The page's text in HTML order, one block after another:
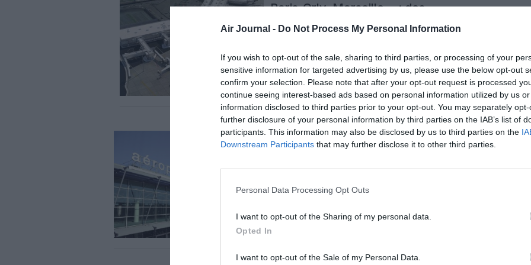
Air Journal - Do Not Process My Personal Information
If you wish to opt-out of the sale, sharing to third parties, or processing of your
sensitive information for targeted advertising by us, please use the below opt-out
confirm your selection. Please note that after your opt-out request is processed
continue seeing interest-based ads based on personal information utilized by us
information disclosed to third parties prior to your opt-out. You may separately
further disclosure of your personal information by third parties on the IAB’s list of
participants. This information may also be disclosed by us to third parties on the
Downstream Participants that may further disclose it to other third parties.
Personal Data Processing Opt Outs
I want to opt-out of the Sharing of my personal data.
Opted In
I want to opt-out of the Sale of my Personal Data.
Paris-Orly, Marseille… : des
perturbations annoncées jusqu’au 27
Suite au mouvement social national interprofessionnel en
relation à l’adoption de la réforme des retraites, la Direction
Générale de l’Aviation Civile (DGAC) annoncé un trafic
perturbé sur les aéroports de Lyon jusqu’au 26 mars et de
Paris-Orly et Marseille jusqu’au lundi 27 mars. Pour la
journée du dimanche 26 mars, le trafic aérien sera
perturbé […]
LIRE L'ARTICLE
Actualité
L’aéroport Marseille-Provence fête
Cinquième aéroport français avec plus de 10 millions de
Marignane va fêter ses 100 ans le 21 octobre 2022. Le 22
octobre 1922, le « Port aérien » de Marignane est inauguré
en grandes pompes et devient le premier véritable
1 commentaire